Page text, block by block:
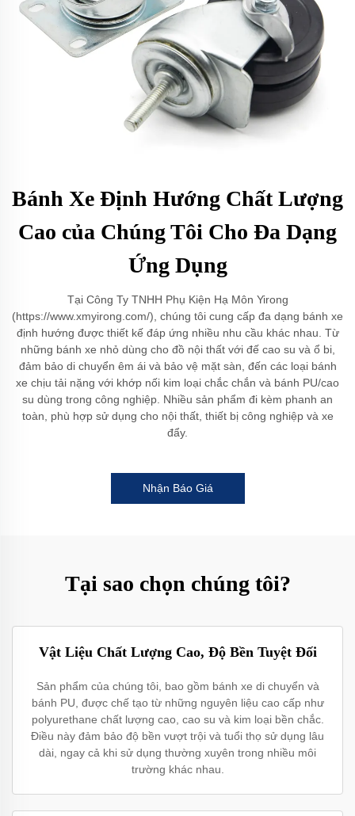
Bánh Xe Định Hướng Chất Lượng
Cao của Chúng Tôi Cho Đa Dạng
Ứng Dụng
Tại Công Ty TNHH Phụ Kiện Hạ Môn Yirong
(https://www.xmyirong.com/), chúng tôi cung cấp đa dạng bánh xe
định hướng được thiết kế đáp ứng nhiều nhu cầu khác nhau. Từ
những bánh xe nhỏ dùng cho đồ nội thất với đế cao su và ổ bi,
đảm bảo di chuyển êm ái và bảo vệ mặt sàn, đến các loại bánh
xe chịu tải nặng với khớp nối kim loại chắc chắn và bánh PU/cao
su dùng trong công nghiệp. Nhiều sản phẩm đi kèm phanh an
toàn, phù hợp sử dụng cho nội thất, thiết bị công nghiệp và xe
đẩy.
Nhận Báo Giá
Tại sao chọn chúng tôi?
Vật Liệu Chất Lượng Cao, Độ Bền Tuyệt Đối
Sản phẩm của chúng tôi, bao gồm bánh xe di chuyển và
bánh PU, được chế tạo từ những nguyên liệu cao cấp như
polyurethane chất lượng cao, cao su và kim loại bền chắc.
Điều này đảm bảo độ bền vượt trội và tuổi thọ sử dụng lâu
dài, ngay cả khi sử dụng thường xuyên trong nhiều môi
trường khác nhau.